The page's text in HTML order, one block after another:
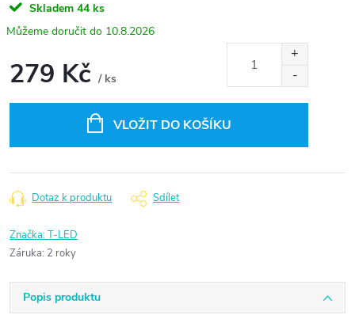
Skladem 44 ks
10.8.2026
279 Kč / ks
VLOŽIT DO KOŠÍKU
Dotaz k produktu Sdílet
Značka:T-LED
Záruka: 2 roky
Popis produktu